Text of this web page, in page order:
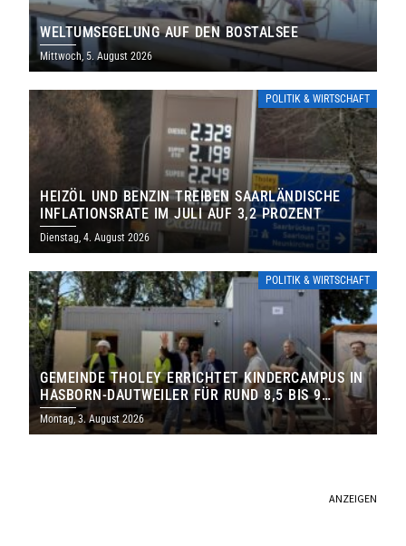
WELTUMSEGELUNG AUF DEN BOSTALSEE
Mittwoch, 5. August 2026
POLITIK & WIRTSCHAFT
HEIZÖL UND BENZIN TREIBEN SAARLÄNDISCHE
INFLATIONSRATE IM JULI AUF 3,2 PROZENT
Dienstag, 4. August 2026
POLITIK & WIRTSCHAFT
GEMEINDE THOLEY ERRICHTET KINDERCAMPUS IN
HASBORN-DAUTWEILER FÜR RUND 8,5 BIS 9
MILLIONEN EURO
Montag, 3. August 2026
ANZEIGEN